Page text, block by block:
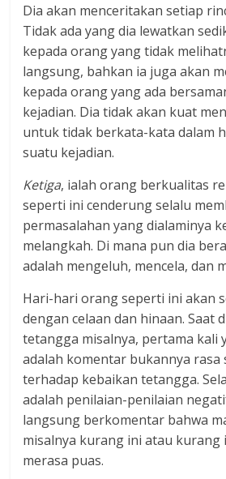
Dia akan menceritakan setiap
Tidak ada yang dia lewatkan
kepada orang yang tidak
langsung, bahkan ia juga akan
kepada orang yang ada
kejadian. Dia tidak akan kuat
untuk tidak berkata-kata dalam
suatu kejadian.
Ketiga, ialah orang berkualitas
seperti ini cenderung selalu
permasalahan yang dialaminya
melangkah. Di mana pun dia
adalah mengeluh, mencela, dan
Hari-hari orang seperti ini akan
dengan celaan dan hinaan. Saat
tetangga misalnya, pertama kali
adalah komentar bukannya
terhadap kebaikan tetangga.
adalah penilaian-penilaian
langsung berkomentar bahwa
misalnya kurang ini atau kurang
merasa puas.